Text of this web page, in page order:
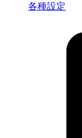
各種設定